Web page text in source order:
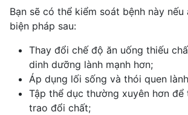
Bạn sẽ có thể kiểm soát bệnh này nếu
biện pháp sau:
Thay đổi chế độ ăn uống thiếu
dinh dưỡng lành mạnh hơn;
Áp dụng lối sống và thói quen
Tập thể dục thường xuyên hơn để
trao đổi chất;